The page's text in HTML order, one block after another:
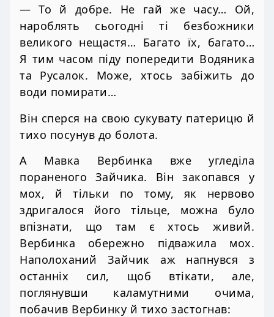
— То й добре. Не гай же часу… Ой,
нароблять сьогодні ті безбожники
великого нещастя… Багато їх, багато…
Я тим часом піду попередити Водяника
та Русалок. Може, хтось забіжить до
води помирати…
Він сперся на свою сукувату патерицю й
тихо посунув до болота.
А Мавка Вербинка вже угледіла
пораненого Зайчика. Він закопався у
мох, й тільки по тому, як нервово
здригалося його тільце, можна було
впізнати, що там є хтось живий.
Вербинка обережно підважила мох.
Наполоханий Зайчик аж напнувся з
останніх сил, щоб втікати, але,
поглянувши каламутними очима,
побачив Вербинку й тихо застогнав: